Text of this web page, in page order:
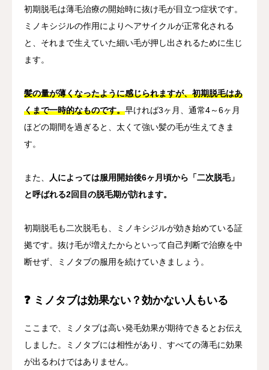
初期脱毛は薄毛治療の開始時に抜け毛が目立つ症状です。
ミノキシジルの作用によりヘアサイクルが正常化される
と、それまで生えていた細い毛が押し出されるために生じ
ます。
髪の量が薄くなったように感じられますが、初期脱毛はあ
くまで一時的なものです。早ければ3ヶ月、通常4～6ヶ月
ほどの期間を過ぎると、太くて強い髪の毛が生えてきま
す。
また、
人によっては服用開始後6ヶ月頃から「二次脱毛」
と呼ばれる2回目の脱毛期が訪れます。
初期脱毛も二次脱毛も、ミノキシジルが効き始めている証
拠です。抜け毛が増えたからといって自己判断で治療を中
断せず、ミノタブの服用を続けていきましょう。
❓ ミノタブは効果ない？効かない人もいる
ここまで、ミノタブは高い発毛効果が期待できるとお伝え
しました。ミノタブには相性があり、すべての薄毛に効果
が出るわけではありません。